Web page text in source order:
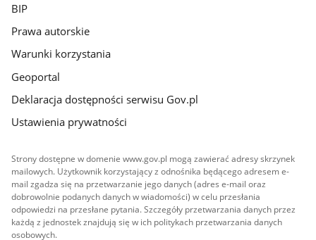
BIP
Prawa autorskie
Warunki korzystania
Geoportal
Deklaracja dostępności serwisu Gov.pl
Ustawienia prywatności
Strony dostępne w domenie www.gov.pl mogą zawierać adresy skrzynek
mailowych. Użytkownik korzystający z odnośnika będącego adresem e-
mail zgadza się na przetwarzanie jego danych (adres e-mail oraz
dobrowolnie podanych danych w wiadomości) w celu przesłania
odpowiedzi na przesłane pytania. Szczegóły przetwarzania danych przez
każdą z jednostek znajdują się w ich politykach przetwarzania danych
osobowych.